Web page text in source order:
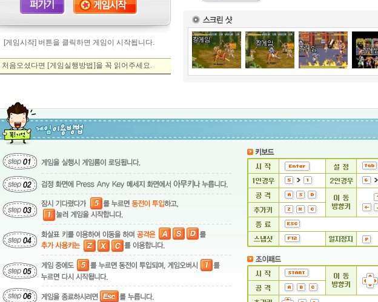
[게임시작] 버튼을 클릭하면 게임이 시작됩니다.
처음오셨다면 [게임실행방법]을 꼭 읽어주세요.